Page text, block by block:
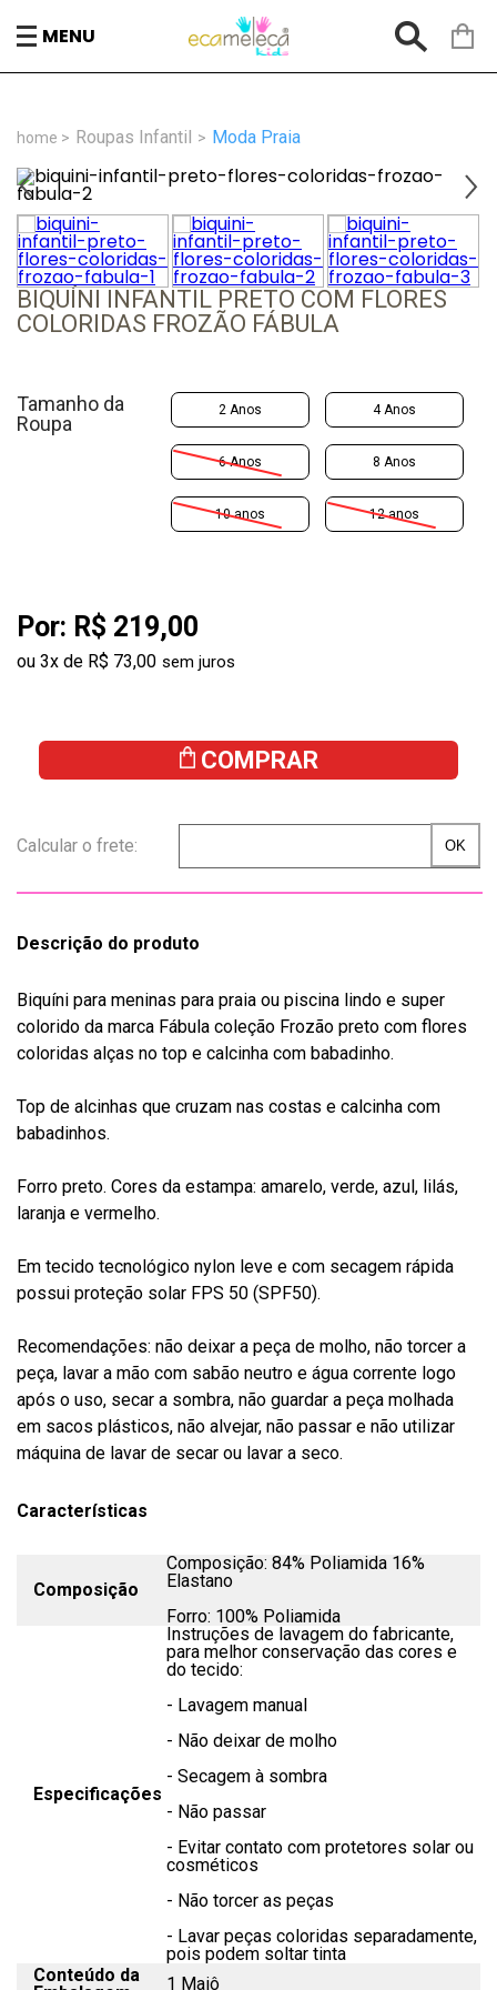
MENU
Roupas Infantil Moda Praia
BIQUÍNI INFANTIL PRETO COM FLORES
COLORIDAS FROZÃO FÁBULA
Tamanho da
Roupa
2 Anos 4 Anos
6 Anos 8 Anos
10 anos 12 anos
Por: R$ 219,00
ou 3x de R$ 73,00
COMPRAR
Descrição do produto
Biquíni para meninas para praia ou piscina lindo e super
colorido da marca Fábula coleção Frozão preto com flores
coloridas alças no top e calcinha com babadinho.
Top de alcinhas que cruzam nas costas e calcinha com
babadinhos.
Forro preto. Cores da estampa: amarelo, verde, azul, lilás,
laranja e vermelho.
Em tecido tecnológico nylon leve e com secagem rápida
possui proteção solar FPS 50 (SPF50).
Recomendações: não deixar a peça de molho, não torcer a
peça, lavar a mão com sabão neutro e água corrente logo
após o uso, secar a sombra, não guardar a peça molhada
em sacos plásticos, não alvejar, não passar e não utilizar
máquina de lavar de secar ou lavar a seco.
Características
Composição
Composição: 84% Poliamida 16%
Elastano
Forro: 100% Poliamida
Especificações
Instruções de lavagem do fabricante,
para melhor conservação das cores e
do tecido:
- Lavagem manual
- Não deixar de molho
- Secagem à sombra
- Não passar
- Evitar contato com protetores solar ou
cosméticos
- Não torcer as peças
- Lavar peças coloridas separadamente,
pois podem soltar tinta
Conteúdo da
1 Maiô